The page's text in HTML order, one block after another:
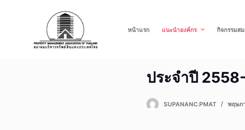
หน้าแรก แนะนำองค์กร กิจกรรมส
ประจำปี
SUPANANC.PMAT พฤษภ